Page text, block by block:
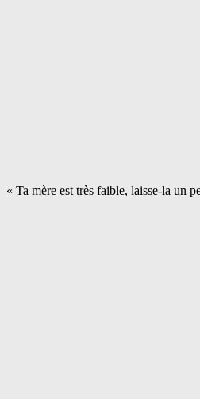
« Ta mère est très faible, laisse-la un